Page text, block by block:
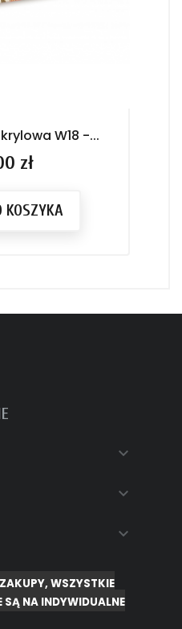
W18 -...
zł
KOSZYKA



WSZYSTKIE
NA INDYWIDUALNE